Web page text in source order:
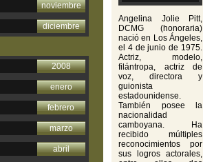
noviembre
diciembre
2008
enero
febrero
marzo
abril
Angelina Jolie Pitt,
DCMG (honoraria)
nació en Los Ángeles,
el 4 de junio de 1975.
Actriz, modelo,
filántropa, actriz de
voz, directora y
guionista
estadounidense.
También posee la
nacionalidad
camboyana. Ha
recibido múltiples
reconocimientos por
sus logros actorales,